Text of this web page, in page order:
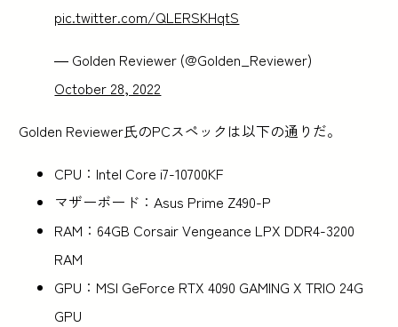
pic.twitter.com/QLERSKHqtS
— Golden Reviewer (@Golden_Reviewer)
October 28, 2022
Golden Reviewer氏のPCスペックは以下の通りだ。
CPU：Intel Core i7-10700KF
マザーボード：Asus Prime Z490-P
RAM：64GB Corsair Vengeance LPX DDR4-3200
RAM
GPU：MSI GeForce RTX 4090 GAMING X TRIO 24G
GPU